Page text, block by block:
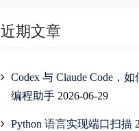
近期文章
Codex 与 Claude Code，
编程助手 2026-06-29
Python 语言实现端口扫描